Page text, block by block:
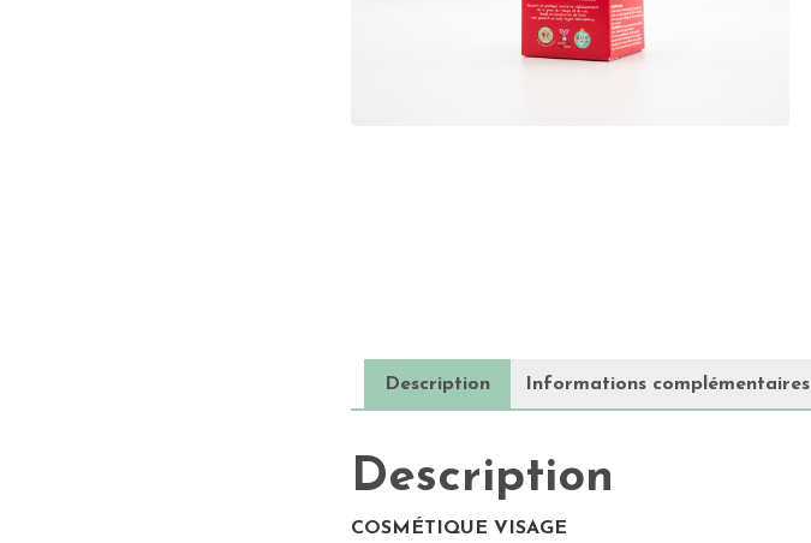
Description Informations complémentaires
Description
COSMÉTIQUE VISAGE